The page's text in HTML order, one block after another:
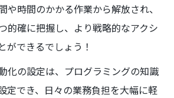
や時間のかかる作業から解放され、
的確に把握し、より戦略的なアクシ
ができるでしょう！
化の設定は、プログラミングの知識
定でき、日々の業務負担を大幅に軽